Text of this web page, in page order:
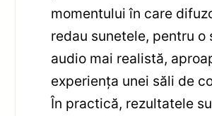
momentului în care
redau sunetele, pentru o
audio mai realistă,
experiența unei săli de
În practică, rezultatele